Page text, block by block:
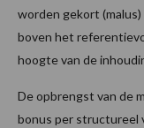
worden gekort
boven het
hoogte van de
De opbrengst van de
bonus per structureel